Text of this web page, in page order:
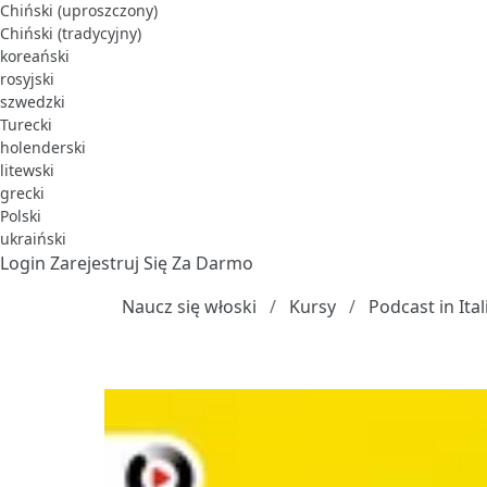
Chiński (uproszczony)
Chiński (tradycyjny)
koreański
rosyjski
szwedzki
Turecki
holenderski
litewski
grecki
Polski
ukraiński
Login Zarejestruj Się Za Darmo
Naucz się włoski
Kursy Podcast in